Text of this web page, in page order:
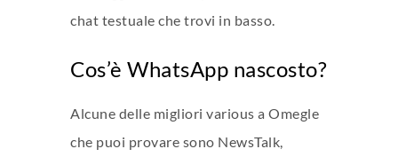
chat testuale che trovi in basso.
Cos’è WhatsApp nascosto?
Alcune delle migliori various a Omegle
che puoi provare sono NewsTalk,